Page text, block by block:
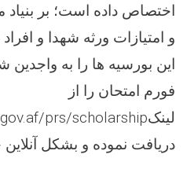
اختصاص داده است؛ بر بنیاد
و امتیازات ورثه شهدا و
این بورسیه ها را به واجدین
فورم امتحان را از
لینکprs/scholarship/
دریافت نموده و بشکل آنلاین